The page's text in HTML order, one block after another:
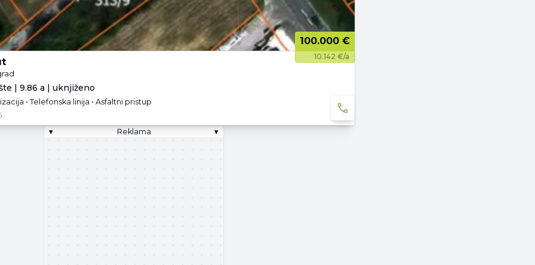
100.000 €
10.142 €/a
| 9.86 a | uknjiženo
• Telefonska linija • Asfaltni pristup
▾
Reklama ▾